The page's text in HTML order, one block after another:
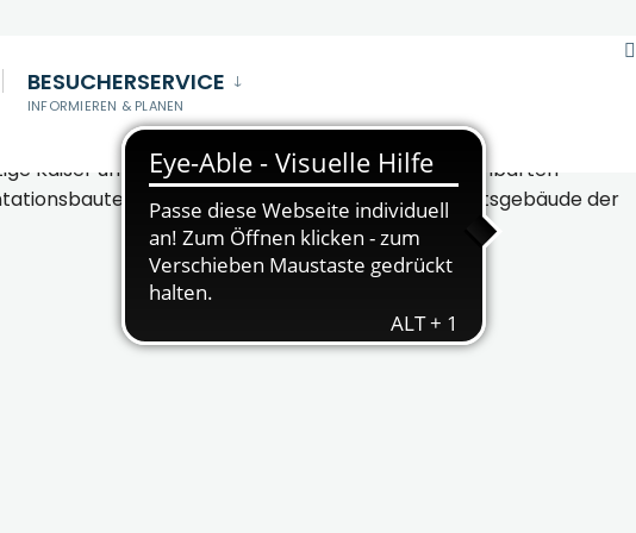
BESUCHERSERVICE
INFORMIEREN & PLANEN
Anlagen mit Hunderten von Gefolgsleuten Versorgung und
Kaiser und Könige, unter anderem der im benachbarten
Wehranlagen, Wohn- und Wirtschaftsgebäude der